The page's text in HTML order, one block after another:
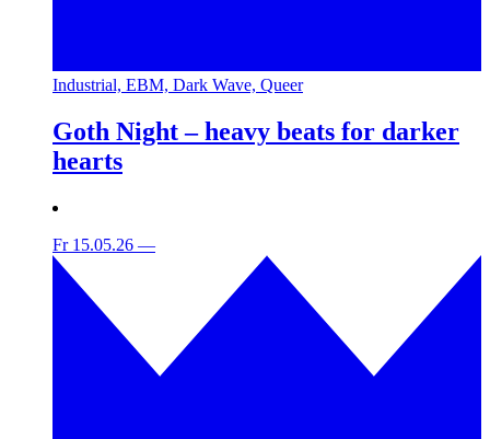
Industrial, EBM, Dark Wave, Queer
Goth Night – heavy beats for darker
hearts
Fr 15.05.26 —